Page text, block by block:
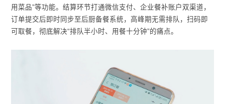
用菜品”等功能。结算环节打通微信支付、企业餐补账户双渠道，
订单提交后即时同步至后厨备餐系统，高峰期无需排队，扫码即
可取餐，彻底解决“排队半小时、用餐十分钟”的痛点。